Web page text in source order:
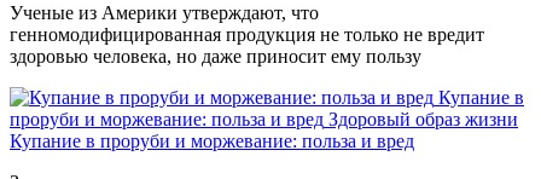
Ученые из Америки утверждают, что
генномодифицированная продукция не только не вредит
здоровью человека, но даже приносит ему пользу
Купание в
проруби и моржевание: польза и вред Здоровый образ жизни
Купание в проруби и моржевание: польза и вред